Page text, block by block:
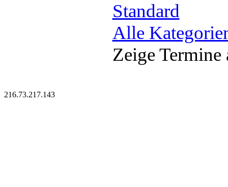
Standard
Alle
Zeige
216.73.217.143